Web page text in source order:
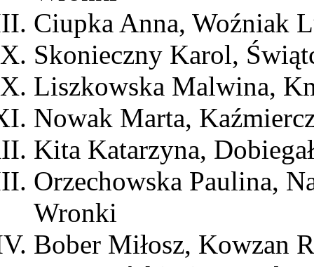
Ciupka Anna, Woźniak
Skonieczny Karol,
Liszkowska Malwina,
Nowak Marta,
Kita Katarzyna,
Orzechowska Paulina,
Wronki
Bober Miłosz, Kowzan